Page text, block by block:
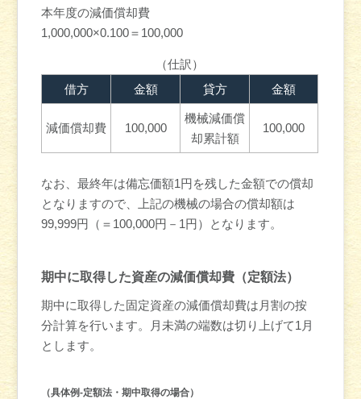
本年度の減価償却費
1,000,000×0.100＝100,000
（仕訳）
借方
金額 貸方 金額
減価償却費 100,000
機械減価償
却累計額
100,000
なお、最終年は備忘価額1円を残した金額での償却
となりますので、上記の機械の場合の償却額は
99,999円（＝100,000円－1円）となります。
期中に取得した資産の減価償却費（定額法）
期中に取得した固定資産の減価償却費は月割の按
分計算を行います。月未満の端数は切り上げて1月
とします。
（具体例-定額法・期中取得の場合）